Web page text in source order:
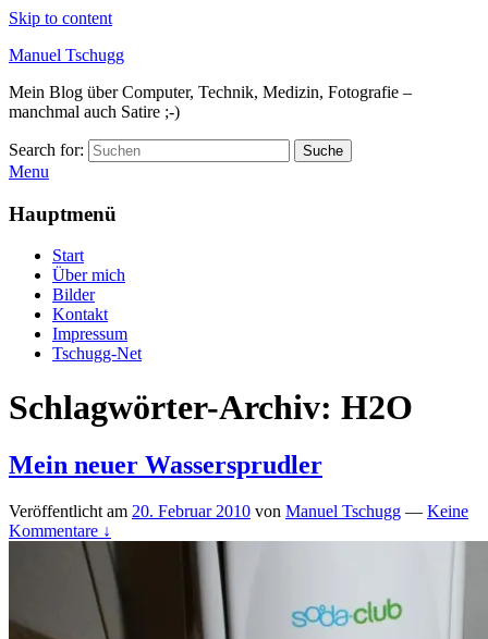
Skip to content
Manuel Tschugg
Mein Blog über Computer, Technik, Medizin, Fotografie –
manchmal auch Satire ;-)
Search for: Suche
Menu
Hauptmenü
Start
Über mich
Bilder
Kontakt
Impressum
Tschugg-Net
Schlagwörter-Archiv: H2O
Mein neuer Wassersprudler
Veröffentlicht am 20. Februar 2010 von Manuel Tschugg — Keine
Kommentare ↓